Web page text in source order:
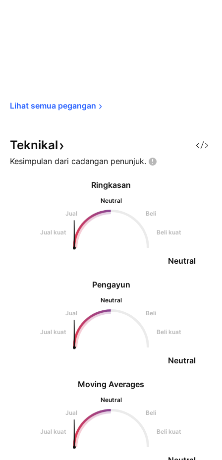
Lihat semua pegangan
Teknikal
Kesimpulan dari cadangan penunjuk.
Pengayun
Neutral
Jual
Beli
Jual kuat Beli kuat
Neutral
Ringkasan
Neutral
Jual
Beli
Jual kuat Beli kuat
Neutral
Moving Averages
Neutral
Jual
Beli
Jual kuat Beli kuat